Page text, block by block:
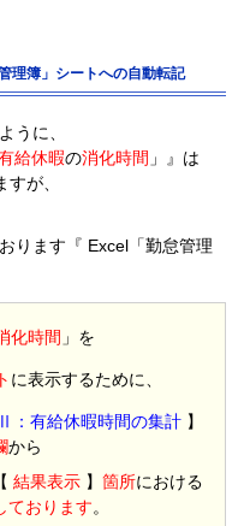
理簿」シートへの自動転記
うに、
給休暇の消化時間 」』は
が、
ります『 Excel「勤怠管理
化時間 」を
に表示するために、
Ⅱ：有給休暇時間の集計 】
から
結果表示 】箇所における
ております。